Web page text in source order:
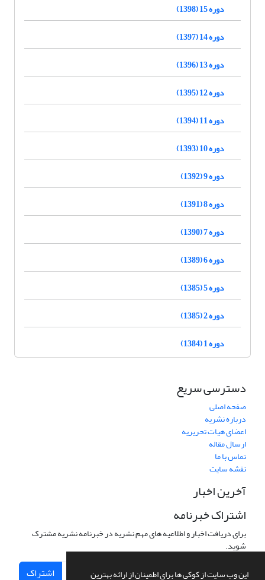
این وب سایت از کوکی ها برای اطمینان از ارائه بهترین
دوره 15 (1398)
دوره 14 (1397)
دوره 13 (1396)
دوره 12 (1395)
دوره 11 (1394)
دوره 10 (1393)
دوره 9 (1392)
دوره 8 (1391)
دوره 7 (1390)
دوره 6 (1389)
دوره 5 (1385)
دوره 2 (1385)
دوره 1 (1384)
دسترسی سریع
صفحه اصلی
درباره نشریه
اعضای هیات تحریریه
ارسال مقاله
تماس با ما
نقشه سایت
آخرین اخبار
اشتراک خبرنامه
برای دریافت اخبار و اطلاعیه های مهم نشریه در خبرنامه نشریه مشترک
شوید.
اشتراک